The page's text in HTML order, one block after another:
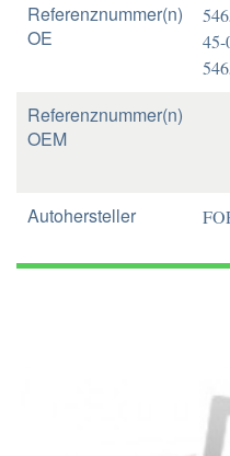
Referenznummer(n)
OE
45-
Referenznummer(n)
OEM
Autohersteller